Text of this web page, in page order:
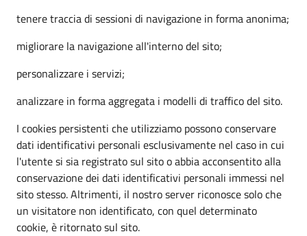
tenere traccia di sessioni di navigazione in forma anonima;
migliorare la navigazione all'interno del sito;
personalizzare i servizi;
analizzare in forma aggregata i modelli di traffico del sito.
I cookies persistenti che utilizziamo possono conservare
dati identificativi personali esclusivamente nel caso in cui
l'utente si sia registrato sul sito o abbia acconsentito alla
conservazione dei dati identificativi personali immessi nel
sito stesso. Altrimenti, il nostro server riconosce solo che
un visitatore non identificato, con quel determinato
cookie, è ritornato sul sito.